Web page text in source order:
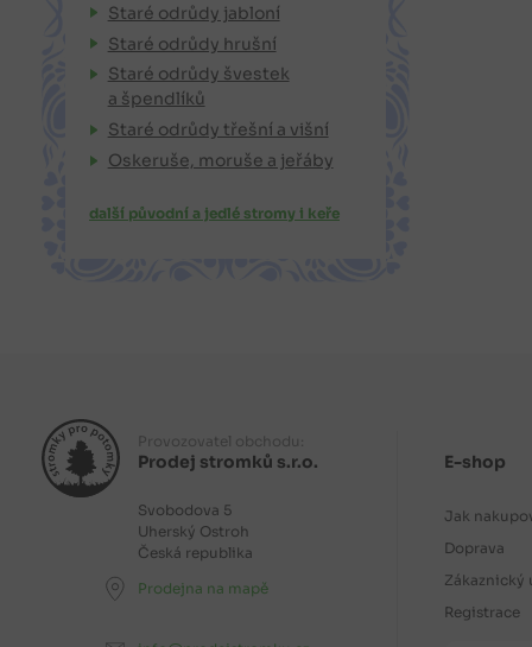
Staré odrůdy jabloní
Staré odrůdy hrušní
Staré odrůdy švestek
a špendlíků
Staré odrůdy třešní a višní
Oskeruše, moruše a jeřáby
další původní a jedlé stromy i keře
Provozovatel obchodu:
Prodej stromků s.r.o.
Svobodova 5
Uherský Ostroh
Česká republika
Prodejna na mapě
E-shop
Jak
Doprava
Zákaznický
Registrace